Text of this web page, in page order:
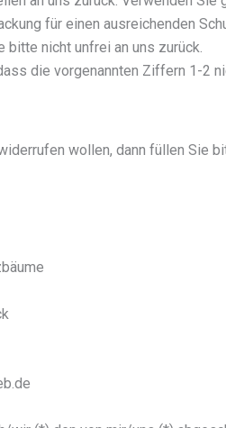
für einen ausreichenden
bitte nicht unfrei an uns zurück.
die vorgenannten Ziffern 1-2
wollen, dann füllen Sie